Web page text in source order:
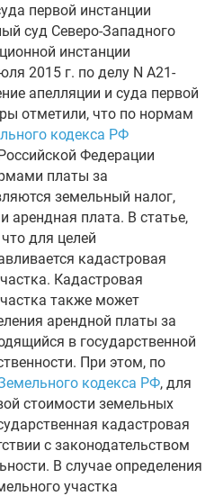
первой инстанции
суд Северо-Западного
инстанции
2015 г. по делу N А21-
апелляции и суда первой
отметили, что по нормам
кодекса РФ
Федерации
платы за
земельный налог,
арендная плата. В статье,
для целей
кадастровая
Кадастровая
также может
арендной платы за
в государственной
При этом, по
кодекса РФ, для
стоимости земельных
кадастровая
с законодательством
В случае определения
участка